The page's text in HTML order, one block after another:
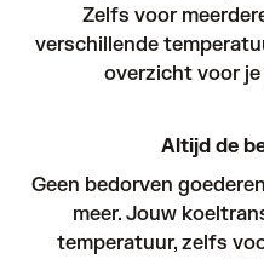
Zelfs voor
verschillende
overzicht voor je
Altijd de
Geen bedorven
meer. Jouw
temperatuur, zelfs